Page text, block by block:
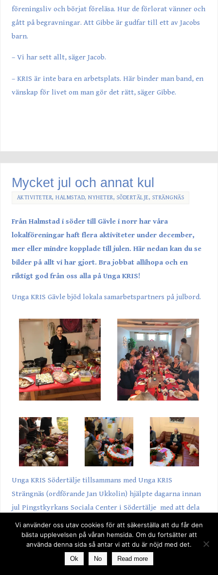
föreningsliv och börjat föreläsa. Hur de förlorat vänner och
gått på begravningar. Att Gibbe är gudfar till ett av Jacobs
barn.
– Vi har sett allt, säger Jacob.
– KRIS är inte bara en arbetsplats. Här binder man band, en
vänskap för livet om man gör det rätt, säger Gibbe.
Mycket jul och annat kul
AKTIVITETER,HALMSTAD,NYHETER, SÖDERTÄLJE, STRÄNGNÄS
Från Halmstad i söder till Gävle i norr har våra
lokalföreningar haft flera aktiviteter under december,
mer eller mindre kopplade till julen. Här nedan kan du se
bilder på allt vi har gjort. Bra jobbat allihopa och en
riktigt god från oss alla på Unga KRIS!
Unga KRIS Gävlebjöd lokala samarbetspartners på julbord.
Unga KRIS Södertäljetillsammans med Unga KRIS
Strängnäs (ordförande Jan Ukkolin) hjälpte dagarna innan
jul Pingstkyrkans Sociala Center i Södertäljemed att dela
ut ”julkassar” till behövande: kassar med mat, kaffe och te.
Detta avslutades med ett julbord!
Vi använder oss utav cookies för att säkerställa att du får den
bästa upplevelsen på våran hemsida. Om du fortsätter att
använda denna sida så antar vi att du är nöjd med det.
Ok No Read more